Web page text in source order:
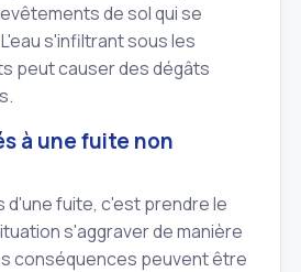
de sol qui se
s'infiltrant sous les
peut causer des dégâts
à une fuite non
d'une fuite, c'est prendre le
s'aggraver de manière
conséquences peuvent être